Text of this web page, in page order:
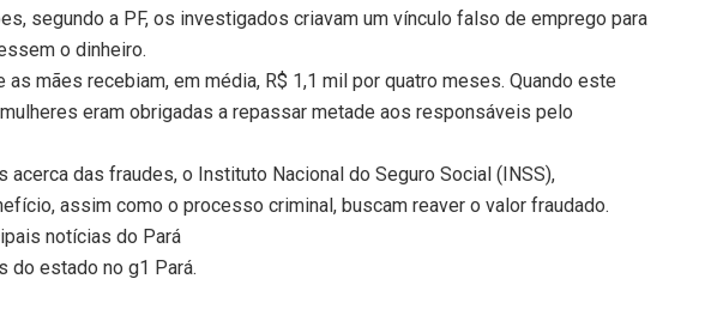
segundo a PF, os investigados criavam um vínculo falso de emprego para
o dinheiro.
as mães recebiam, em média, R$ 1,1 mil por quatro meses. Quando este
eram obrigadas a repassar metade aos responsáveis pelo
acerca das fraudes, o Instituto Nacional do Seguro Social (INSS),
assim como o processo criminal, buscam reaver o valor fraudado.
notícias do Pará
do estado no g1 Pará.